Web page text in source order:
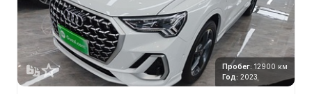
Пробег: 12900 км
Год: 2023